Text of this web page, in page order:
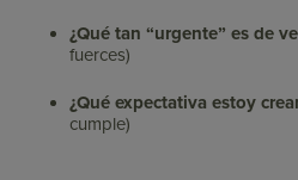
¿Qué tan “urgente” es de
fuerces)
¿Qué expectativa estoy
cumple)